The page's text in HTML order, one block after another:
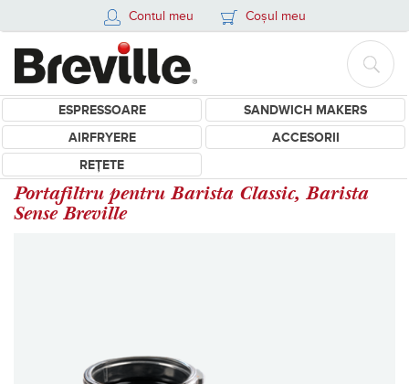
Contul meu Coșul meu
ESPRESSOARE
SANDWICH MAKERS
AIRFRYERE
ACCESORII
REȚETE
Portafiltru pentru Barista Classic, Barista
Sense Breville